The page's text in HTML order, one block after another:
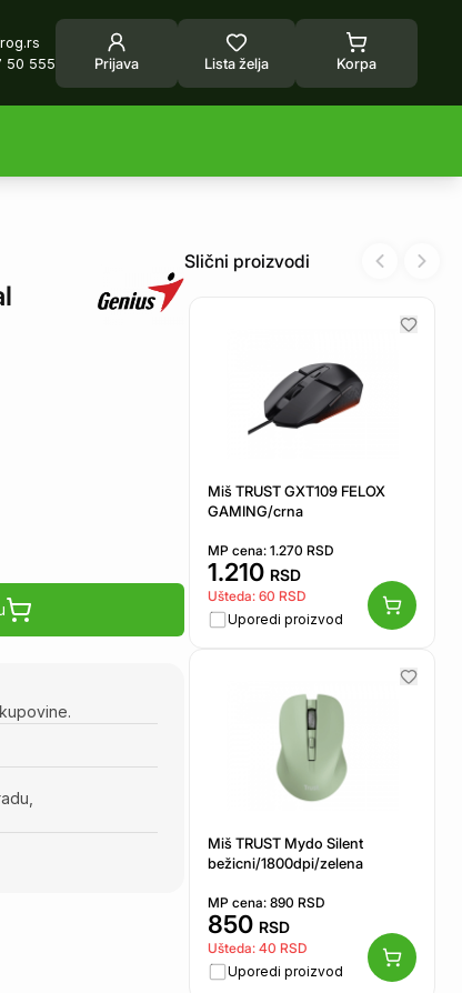
50 555
Prijava Lista želja Korpa
Slični proizvodi
Miš TRUST GXT109 FELOX
GAMING/crna
MP cena: 1.270 RSD
1.210 RSD
Ušteda: 60 RSD
Uporedi proizvod
Miš TRUST Mydo Silent
bežicni/1800dpi/zelena
MP cena: 890 RSD
850 RSD
Ušteda: 40 RSD
Uporedi proizvod
Previous
Next